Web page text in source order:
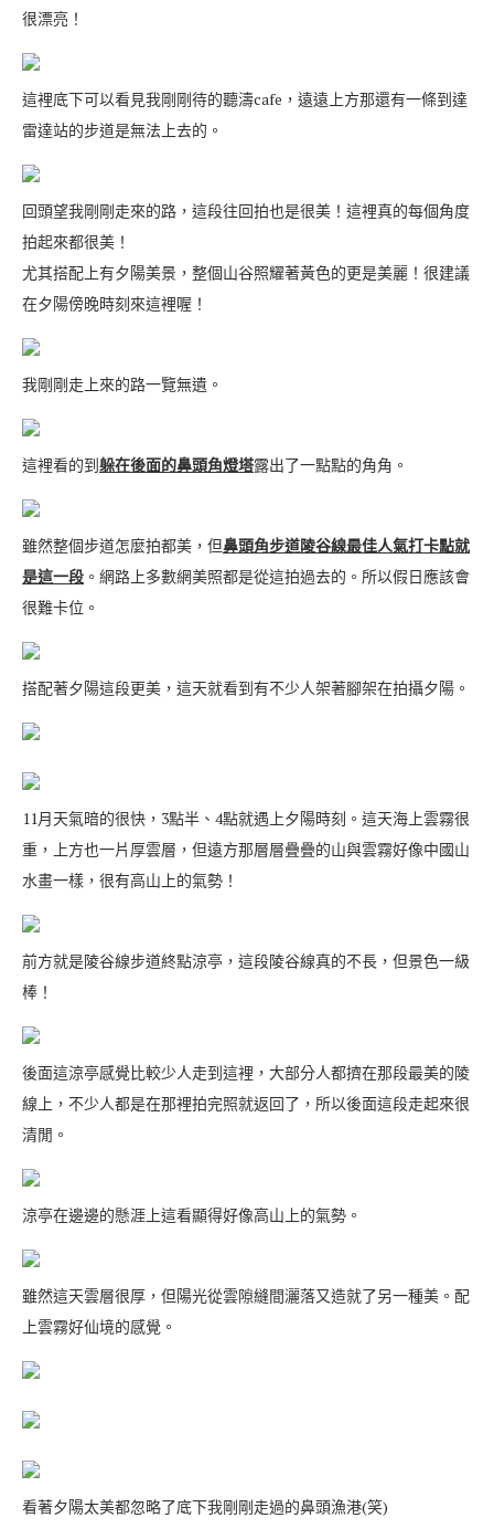
很漂亮！
這裡底下可以看見我剛剛待的聽濤cafe，遠遠上方那還有一條到達
雷達站的步道是無法上去的。
回頭望我剛剛走來的路，這段往回拍也是很美！這裡真的每個角度
拍起來都很美！
尤其搭配上有夕陽美景，整個山谷照耀著黃色的更是美麗！很建議
在夕陽傍晚時刻來這裡喔！
我剛剛走上來的路一覽無遺。
這裡看的到躲在後面的鼻頭角燈塔露出了一點點的角角。
雖然整個步道怎麼拍都美，但鼻頭角步道陵谷線最佳人氣打卡點就
是這一段 。網路上多數網美照都是從這拍過去的。所以假日應該會
很難卡位。
搭配著夕陽這段更美，這天就看到有不少人架著腳架在拍攝夕陽。
11月天氣暗的很快，3點半、4點就遇上夕陽時刻。這天海上雲霧很
重，上方也一片厚雲層，但遠方那層層疊疊的山與雲霧好像中國山
水畫一樣，很有高山上的氣勢！
前方就是陵谷線步道終點涼亭，這段陵谷線真的不長，但景色一級
棒！
後面這涼亭感覺比較少人走到這裡，大部分人都擠在那段最美的陵
線上，不少人都是在那裡拍完照就返回了，所以後面這段走起來很
清閒。
涼亭在邊邊的懸涯上這看顯得好像高山上的氣勢。
雖然這天雲層很厚，但陽光從雲隙縫間灑落又造就了另一種美。配
上雲霧好仙境的感覺。
看著夕陽太美都忽略了底下我剛剛走過的鼻頭漁港(笑)